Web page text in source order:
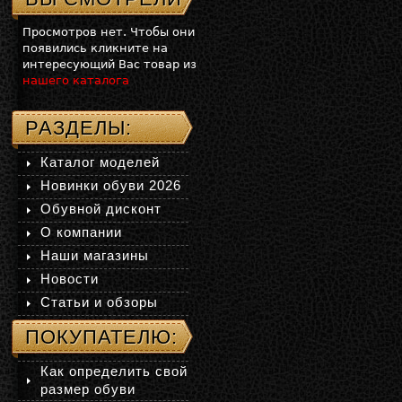
Просмотров нет. Чтобы они
появились кликните на
интересующий Вас товар из
нашего каталога
РАЗДЕЛЫ:
Каталог моделей
Новинки обуви 2026
Обувной дисконт
О компании
Наши магазины
Новости
Статьи и обзоры
ПОКУПАТЕЛЮ:
Как определить свой
размер обуви